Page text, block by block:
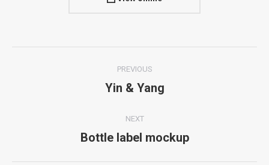
navigation
PREVIOUS
Previous
Yin & Yang
NEXT
Next
Bottle label mockup